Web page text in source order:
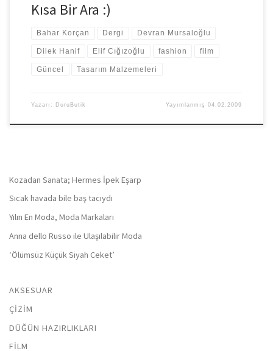
Kısa Bir Ara :)
Bahar Korçan Dergi Devran Mursaloğlu
Dilek Hanif Elif Cığızoğlu fashion film
Güncel Tasarım Malzemeleri
Yazarı: DuruButik Yayımlanmış04.02.2009
Kozadan Sanata; Hermes İpek Eşarp
Sıcak havada bile baş tacıydı
Yılın En Moda, Moda Markaları
Anna dello Russo ile Ulaşılabilir Moda
‘Ölümsüz Küçük Siyah Ceket’
AKSESUAR
ÇIZIM
DÜĞÜN HAZIRLIKLARI
FILM